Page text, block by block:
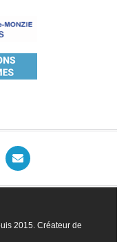
2015. Créateur de